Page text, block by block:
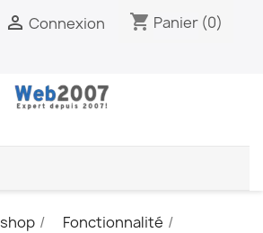
 Connexion shopping_cart Panier (0)
Fonctionnalité